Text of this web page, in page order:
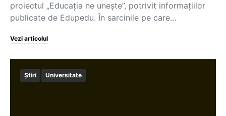
proiectul „Educația ne unește”, potrivit informațiilor
publicate de Edupedu. În sarcinile pe care…
Vezi articolul
Știri Universitate